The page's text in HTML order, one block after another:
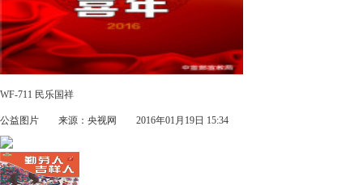
WF-711 民乐国祥
公益图片 来源：央视网 2016年01月19日 15:34